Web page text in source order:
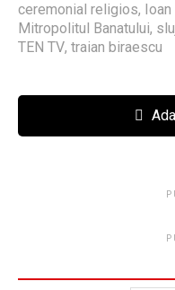
ceremonial religios, Ioan
Mitropolitul Banatului,
TEN TV, traian biraescu